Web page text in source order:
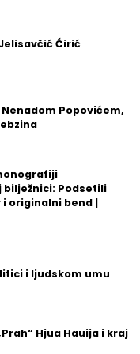
Ćirić
Popovićem,
bilježnici: Podsetili
originalni bend |
i ljudskom umu
Hjua Hauija i kraj